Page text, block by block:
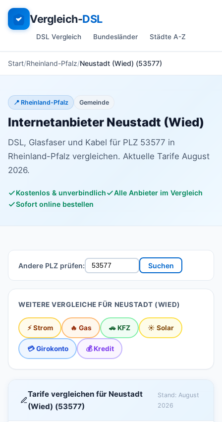
Vergleich-DSL
DSL Vergleich Bundesländer Städte A-Z
Start Rheinland-Pfalz Neustadt (Wied) (53577)
📍 Rheinland-Pfalz Gemeinde
Internetanbieter Neustadt (Wied)
DSL, Glasfaser und Kabel für PLZ 53577 in
Rheinland-Pfalz vergleichen. Aktuelle Tarife August
2026.
Kostenlos & unverbindlich
Alle Anbieter im Vergleich
Sofort online bestellen
Andere PLZ prüfen: Suchen
WEITERE VERGLEICHE FÜR NEUSTADT (WIED)
⚡ Strom 🔥 Gas 🚗 KFZ ☀️ Solar
💳 Girokonto 💰 Kredit
Tarife vergleichen für Neustadt
(Wied) (53577)
Stand: August
2026